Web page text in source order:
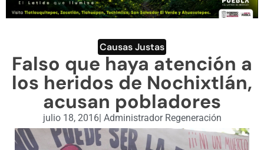
DEPORTES
ENGLISH SECTION
VIDEOS
Causas Justas
Falso que haya atención a
los heridos de Nochixtlán,
acusan pobladores
julio 18, 2016| Administrador Regeneración